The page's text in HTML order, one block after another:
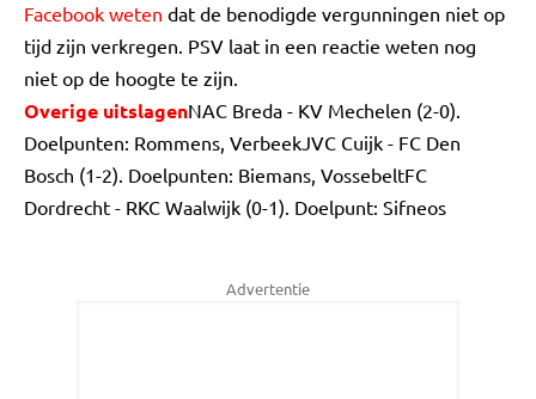
Facebook weten dat de benodigde vergunningen niet op
tijd zijn verkregen. PSV laat in een reactie weten nog
niet op de hoogte te zijn.
Overige uitslagenNAC Breda - KV Mechelen (2-0).
Doelpunten: Rommens, VerbeekJVC Cuijk - FC Den
Bosch (1-2). Doelpunten: Biemans, VossebeltFC
Dordrecht - RKC Waalwijk (0-1). Doelpunt: Sifneos
Advertentie